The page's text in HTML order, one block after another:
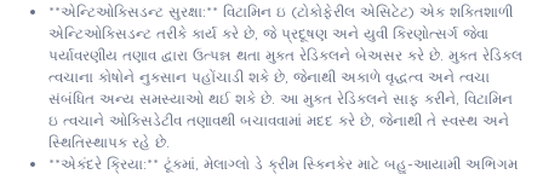
**એન્ટિઓક્સિડન્ટ સુરક્ષા:** વિટામિન ઇ (ટોકોફેરીલ એસિટેટ) એક શક્તિશાળી
એન્ટિઓક્સિડન્ટ તરીકે કાર્ય કરે છે, જે પ્રદૂષણ અને યુવી કિરણોત્સર્ગ જેવા
પર્યાવરણીય તણાવ દ્વારા ઉત્પન્ન થતા મુક્ત રેડિકલને બેઅસર કરે છે. મુક્ત રેડિકલ
ત્વચાના કોષોને નુકસાન પહોંચાડી શકે છે, જેનાથી અકાળે વૃદ્ધત્વ અને ત્વચા
સંબંધિત અન્ય સમસ્યાઓ થઈ શકે છે. આ મુક્ત રેડિકલને સાફ કરીને, વિટામિન
ઇ ત્વચાને ઓક્સિડેટીવ તણાવથી બચાવવામાં મદદ કરે છે, જેનાથી તે સ્વસ્થ અને
સ્થિતિસ્થાપક રહે છે.
**એકંદરે ક્રિયા:** ટૂંકમાં, મેલાગ્લો ડે ક્રીમ સ્કિનકેર માટે બહુ-આયામી અભિગમ